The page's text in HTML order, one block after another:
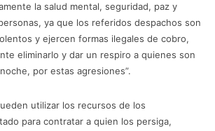
la salud mental, seguridad, paz y
ya que los referidos despachos son
y ejercen formas ilegales de cobro,
eliminarlo y dar un respiro a quienes son
por estas agresiones”.
utilizar los recursos de los
para contratar a quien los persiga,